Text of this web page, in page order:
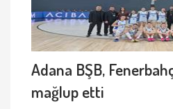
Adana BŞB,
mağlup etti